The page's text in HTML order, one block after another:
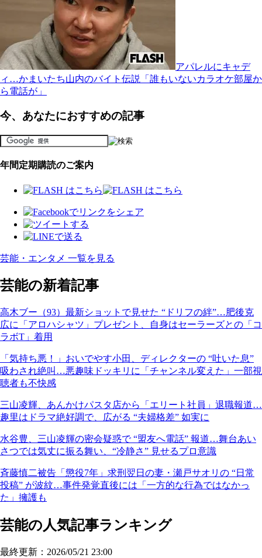
アパレルにキャデ
ィ…かまいたち山内のバイト伝説「誰もいないカラオケ部屋か
ら電話が」
今、あなたにおすすめの記事
年間定期購読のご案内
芸能・エンタメ 一覧を見る
芸能の新着記事
高木ブー（93）最新ショットで見せた “ドリフの絆”…肥後克
広に「アロハシャツ」プレゼント、自身はセーラーズとの「コ
ラボT」着用
「気持ち悪！」おいでやす小田、ディレクターの “吐いた息”
吸わされ絶叫…悪趣味ドッキリに「チャンネル変えた」一部視
聴者も不快感
三山凌輝、あんかけパスタ店から「エリート社員」退職報道…
趣里はドラマ絶好調で、広がる “夫婦格差” 如実に
水谷豊、三山凌輝の密会疑惑で “盟友へ電話” 報道…舞台あい
さつでは気丈に振る舞い、“冷静さ” 見せるプロ意識
斉藤慎二被告「懲役7年」求刑翌日の妻・瀬戸サオリの “日常
投稿” が波紋…事件発覚直後には「一方的な行為ではなかっ
た」擁護も
芸能の人気記事ランキング
最終更新：2026/05/21 23:00